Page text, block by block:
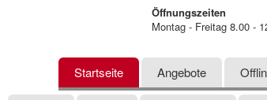
Öffnungszeiten
Montag - Freitag 8.00 -
Startseite Angebote